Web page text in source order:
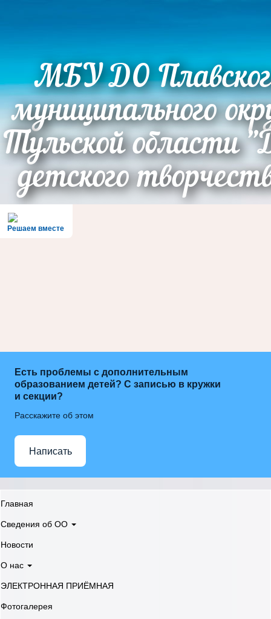
МБУ ДО
муниципального
Тульской области
детского
Решаем вместе
Есть проблемы с дополнительным
образованием детей? С записью в кружки
и секции?
Расскажите об этом
Написать
Главная
Сведения об ОО
Новости
О нас
ЭЛЕКТРОННАЯ ПРИЁМНАЯ
Фотогалерея